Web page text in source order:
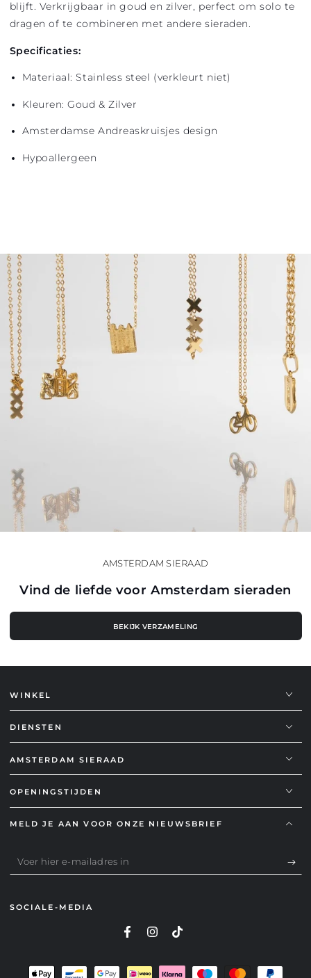
blijft. Verkrijgbaar in goud en zilver, perfect om solo te
dragen of te combineren met andere sieraden.
Specificaties:
Materiaal: Stainless steel (verkleurt niet)
Kleuren: Goud & Zilver
Amsterdamse Andreaskruisjes design
Hypoallergeen
AMSTERDAM SIERAAD
Vind de liefde voor Amsterdam sieraden
BEKIJK VERZAMELING
WINKEL
DIENSTEN
AMSTERDAM SIERAAD
OPENINGSTIJDEN
MELD JE AAN VOOR ONZE NIEUWSBRIEF
Voer
hier
SOCIALE-MEDIA
Betaalmethoden